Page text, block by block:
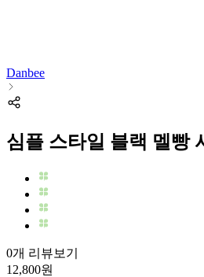
Danbee
심플 스타일 블랙 멜빵
0개 리뷰보기
12,800원